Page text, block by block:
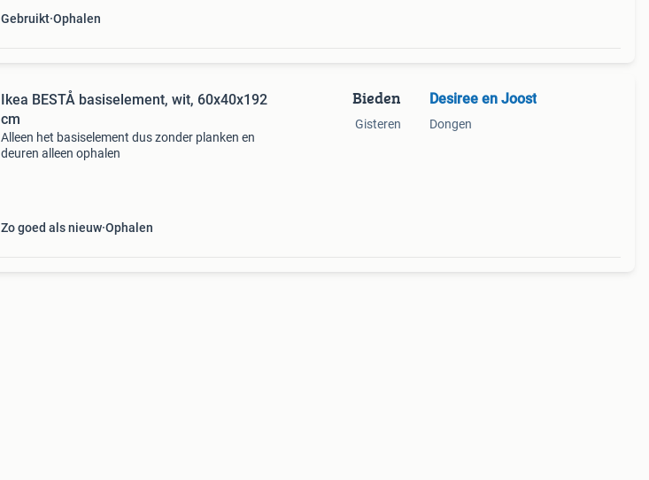
Gebruikt Ophalen
Ikea BESTÅ basiselement, wit, 60x40x192
cm
Alleen het basiselement dus zonder planken en
deuren alleen ophalen
Zo goed als nieuw Ophalen
Bieden
Gisteren
Desiree en Joost
Dongen